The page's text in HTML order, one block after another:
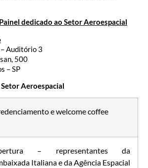
Painel dedicado ao Setor Aeroespacial
Auditório 3
500
– SP
Aeroespacial
e welcome coffee
– representantes da
Italiana e da Agência Espacial